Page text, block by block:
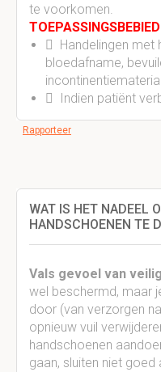
te voorkomen.
TOEPASSINGSBEBIED
 Handelingen met
bloedafname,
 Indien patiënt
Rapporteer
WAT IS HET NADEEL
HANDSCHOENEN TE
Vals gevoel van
wel beschermd, maar
door (van verzorgen
opnieuw vuil
handschoenen
gaan, sluiten niet goed